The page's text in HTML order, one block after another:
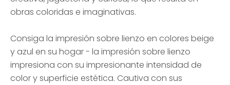
obras coloridas e imaginativas.
Consiga la impresión sobre lienzo en colores beige
y azul en su hogar - la impresión sobre lienzo
impresiona con su impresionante intensidad de
color y superficie estética. Cautiva con sus